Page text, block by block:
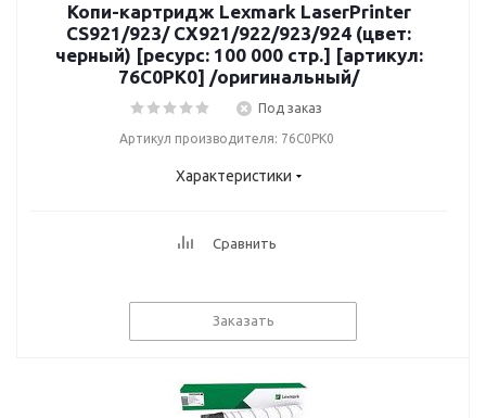
Копи-картридж Lexmark LaserPrinter
CS921/923/ CX921/922/923/924 (цвет:
черный) [ресурс: 100 000 стр.] [артикул:
76C0PK0] /оригинальный/
Под заказ
Артикул производителя: 76C0PK0
Характеристики
Сравнить
Заказать